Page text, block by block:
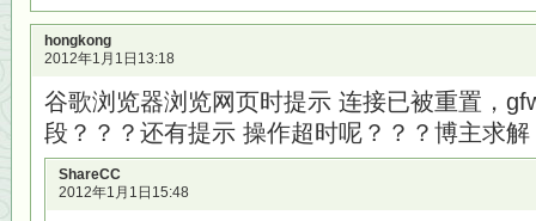
hongkong
2012年1月1日13:18
谷歌浏览器浏览网页时提示 连接已被重置，
段？？？还有提示 操作超时呢？？？博主求解
ShareCC
2012年1月1日15:48